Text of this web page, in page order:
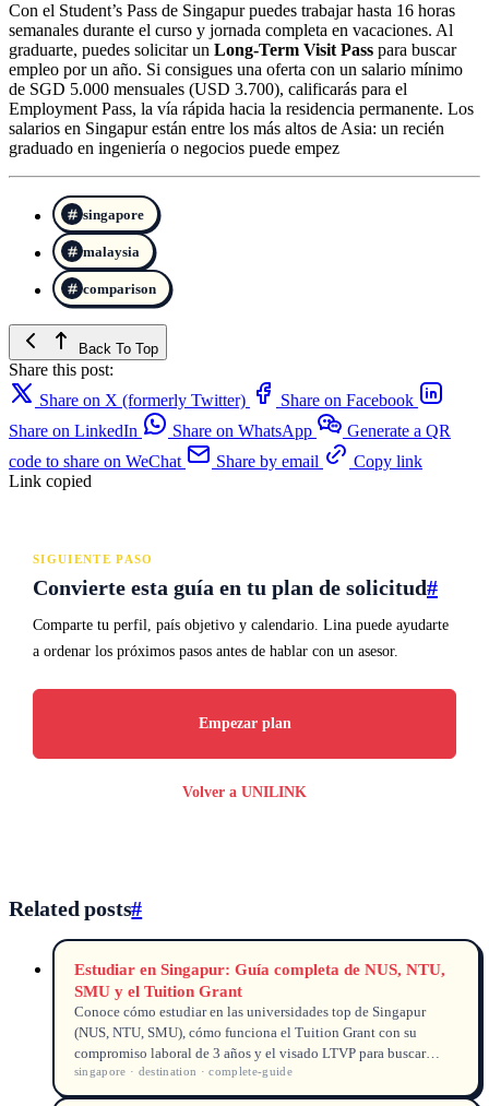
Con el Student’s Pass de Singapur puedes trabajar hasta 16 horas
semanales durante el curso y jornada completa en vacaciones. Al
graduarte, puedes solicitar un Long-Term Visit Pass para buscar
empleo por un año. Si consigues una oferta con un salario mínimo
de SGD 5.000 mensuales (USD 3.700), calificarás para el
Employment Pass, la vía rápida hacia la residencia permanente. Los
salarios en Singapur están entre los más altos de Asia: un recién
graduado en ingeniería o negocios puede empez
singapore
malaysia
comparison
Back To Top
Share this post:
Share on X (formerly Twitter)
Share on Facebook
Share on LinkedIn
Share on WhatsApp
Generate a QR
code to share on WeChat
Share by email
Copy link
Link copied
SIGUIENTE PASO
Convierte esta guía en tu plan de solicitud#
Comparte tu perfil, país objetivo y calendario. Lina puede ayudarte
a ordenar los próximos pasos antes de hablar con un asesor.
Empezar plan
Volver a UNILINK
Related posts#
Estudiar en Singapur: Guía completa de NUS, NTU,
SMU y el Tuition Grant
Conoce cómo estudiar en las universidades top de Singapur
(NUS, NTU, SMU), cómo funciona el Tuition Grant con su
compromiso laboral de 3 años y el visado LTVP para buscar
empleo tras graduarte.
singapore · destination · complete-guide